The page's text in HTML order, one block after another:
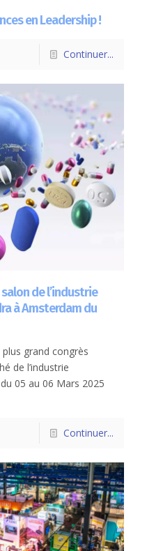
en Leadership !
Continuer...
salon de l’industrie
à Amsterdam du
plus grand congrès
de l’industrie
05 au 06 Mars 2025
Continuer...